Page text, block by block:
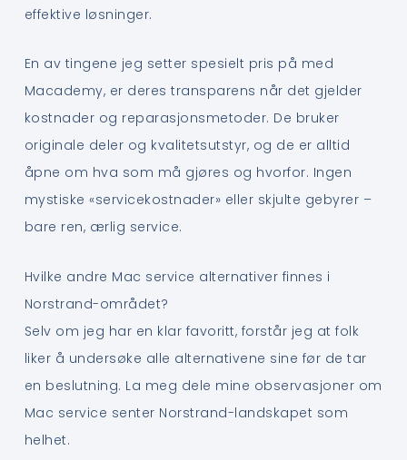
effektive løsninger.
En av tingene jeg setter spesielt pris på med
Macademy, er deres transparens når det gjelder
kostnader og reparasjonsmetoder. De bruker
originale deler og kvalitetsutstyr, og de er alltid
åpne om hva som må gjøres og hvorfor. Ingen
mystiske «servicekostnader» eller skjulte gebyrer –
bare ren, ærlig service.
Hvilke andre Mac service alternativer finnes i
Norstrand-området?
Selv om jeg har en klar favoritt, forstår jeg at folk
liker å undersøke alle alternativene sine før de tar
en beslutning. La meg dele mine observasjoner om
Mac service senter Norstrand-landskapet som
helhet.